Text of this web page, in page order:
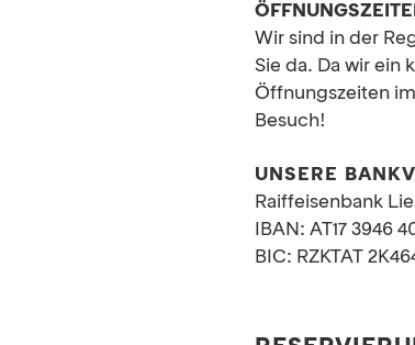
Wir sind in der
Sie da. Da wir ein
Öffnungszeiten
Besuch!
UNSERE
Raiffeisenbank
IBAN: AT17 3946
BIC: RZKTAT